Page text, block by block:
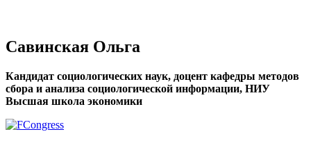
Савинская Ольга
Кандидат социологических наук, доцент кафедры методов
сбора и анализа социологической информации, НИУ
Высшая школа экономики